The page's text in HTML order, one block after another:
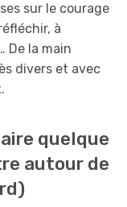
sur le courage
à
De la main
divers et avec
quelque
autour de